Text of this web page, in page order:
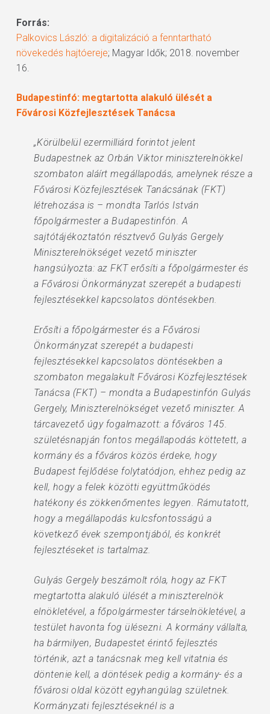
Forrás:
Palkovics László: a digitalizáció a fenntartható
növekedés hajtóereje; Magyar Idők; 2018. november
16.
Budapestinfó: megtartotta alakuló ülését a
Fővárosi Közfejlesztések Tanácsa
„Körülbelül ezermilliárd forintot jelent
Budapestnek az Orbán Viktor miniszterelnökkel
szombaton aláírt megállapodás, amelynek része a
Fővárosi Közfejlesztések Tanácsának (FKT)
létrehozása is – mondta Tarlós István
főpolgármester a Budapestinfón. A
sajtótájékoztatón résztvevő Gulyás Gergely
Miniszterelnökséget vezető miniszter
hangsúlyozta: az FKT erősíti a főpolgármester és
a Fővárosi Önkormányzat szerepét a budapesti
fejlesztésekkel kapcsolatos döntésekben.
Erősíti a főpolgármester és a Fővárosi
Önkormányzat szerepét a budapesti
fejlesztésekkel kapcsolatos döntésekben a
szombaton megalakult Fővárosi Közfejlesztések
Tanácsa (FKT) – mondta a Budapestinfón Gulyás
Gergely, Miniszterelnökséget vezető miniszter. A
tárcavezető úgy fogalmazott: a főváros 145.
születésnapján fontos megállapodás köttetett, a
kormány és a főváros közös érdeke, hogy
Budapest fejlődése folytatódjon, ehhez pedig az
kell, hogy a felek közötti együttműködés
hatékony és zökkenőmentes legyen. Rámutatott,
hogy a megállapodás kulcsfontosságú a
következő évek szempontjából, és konkrét
fejlesztéseket is tartalmaz.
Gulyás Gergely beszámolt róla, hogy az FKT
megtartotta alakuló ülését a miniszterelnök
elnökletével, a főpolgármester társelnökletével, a
testület havonta fog ülésezni. A kormány vállalta,
ha bármilyen, Budapestet érintő fejlesztés
történik, azt a tanácsnak meg kell vitatnia és
döntenie kell, a döntések pedig a kormány- és a
fővárosi oldal között egyhangúlag születnek.
Kormányzati fejlesztéseknél is a